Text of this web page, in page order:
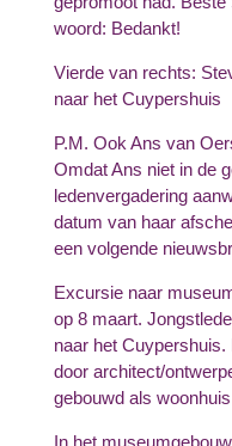
woord: Bedankt!
Vierde van rechts:
naar het Cuypershuis
P.M. Ook Ans van
Omdat Ans niet in de
ledenvergadering
datum van haar
een volgende
Excursie naar
op 8 maart.
naar het Cuypershuis.
door architect/
gebouwd als
In het